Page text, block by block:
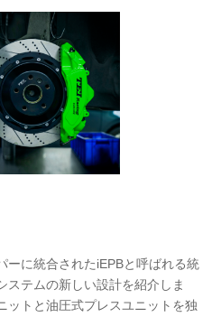
ーに統合されたiEPBと呼ばれる統
ステムの新しい設計を紹介しま
ットと油圧式プレスユニットを独